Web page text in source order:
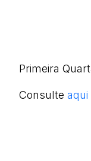
Primeira
Consulte aqui